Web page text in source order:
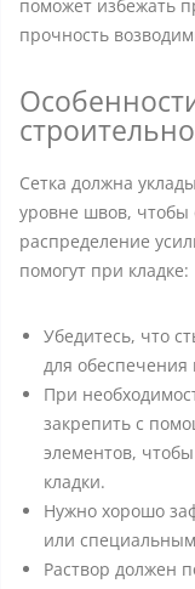
поможет избежать
прочность
Сетка должна
уровне швов, чтобы
распределение
помогут при кладке:
Убедитесь, что
для обеспечения
При
закрепить с
элементов,
кладки.
Нужно хорошо
или
Раствор должен